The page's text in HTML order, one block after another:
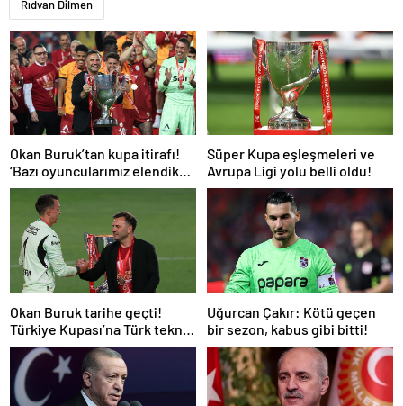
Rıdvan Dilmen
Okan Buruk’tan kupa itirafı!
‘Bazı oyuncularımız elendik
diye düşündü’
Süper Kupa eşleşmeleri ve
Avrupa Ligi yolu belli oldu!
Okan Buruk tarihe geçti!
Türkiye Kupası’na Türk teknik
adam damgası
Uğurcan Çakır: Kötü geçen
bir sezon, kabus gibi bitti!